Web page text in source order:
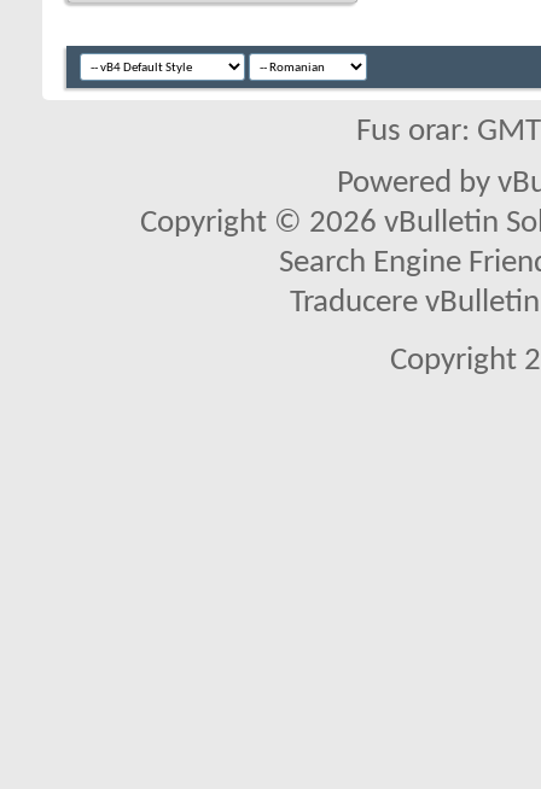
Fus orar:
Powered by
Copyright © 2026 vBulletin
Search Engine
Traducere
Copyright